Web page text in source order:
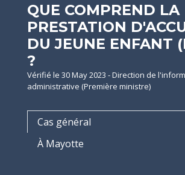
QUE COMPREND LA
PRESTATION
DU JEUNE ENFANT
?
Vérifié le 30 May 2023 - Direction de
administrative (Première ministre)
Cas général
À Mayotte